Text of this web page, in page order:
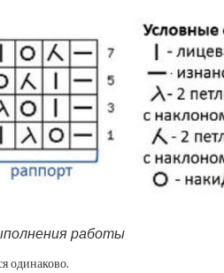
работы
одинаково.